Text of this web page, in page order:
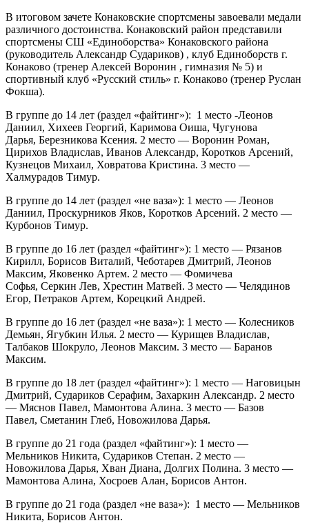
В итоговом зачете Конаковские спортсмены завоевали медали
различного достоинства. Конаковский район представили
спортсмены СШ «Единоборства» Конаковского района
(руководитель Александр Судариков) , клуб Единоборств г.
Конаково (тренер Алексей Воронин , гимназия № 5) и
спортивный клуб «Русский стиль» г. Конаково (тренер Руслан
Фокша).
В группе до 14 лет (раздел «файтинг»): 1 место -Леонов
Даниил, Хихеев Георгий, Каримова Оиша, Чугунова
Дарья, Березникова Ксения. 2 место — Воронин Роман,
Цирихов Владислав, Иванов Александр, Коротков Арсений,
Кузнецов Михаил, Ховратова Кристина. 3 место —
Халмурадов Тимур.
В группе до 14 лет (раздел «не ваза»): 1 место — Леонов
Даниил, Проскурников Яков, Коротков Арсений. 2 место —
Курбонов Тимур.
В группе до 16 лет (раздел «файтинг»): 1 место — Рязанов
Кирилл, Борисов Виталий, Чеботарев Дмитрий, Леонов
Максим, Яковенко Артем. 2 место — Фомичева
Софья, Серкин Лев, Хрестин Матвей. 3 место — Челядинов
Егор, Петраков Артем, Корецкий Андрей.
В группе до 16 лет (раздел «не ваза»): 1 место — Колесников
Демьян, Ягубкин Илья. 2 место — Курищев Владислав,
Талбаков Шокруло, Леонов Максим. 3 место — Баранов
Максим.
В группе до 18 лет (раздел «файтинг»): 1 место — Наговицын
Дмитрий, Судариков Серафим, Захаркин Александр. 2 место
— Мяснов Павел, Мамонтова Алина. 3 место — Базов
Павел, Сметанин Глеб, Новожилова Дарья.
В группе до 21 года (раздел «файтинг»): 1 место —
Мельников Никита, Судариков Степан. 2 место —
Новожилова Дарья, Хван Диана, Долгих Полина. 3 место —
Мамонтова Алина, Хосроев Алан, Борисов Антон.
В группе до 21 года (раздел «не ваза»): 1 место — Мельников
Никита, Борисов Антон.